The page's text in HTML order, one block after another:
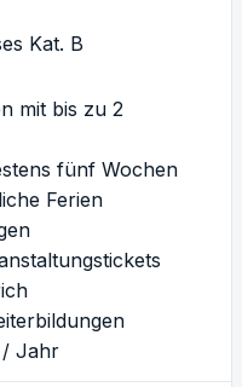
Kat. B
mit bis zu 2
fünf Wochen
Ferien
/ Jahr